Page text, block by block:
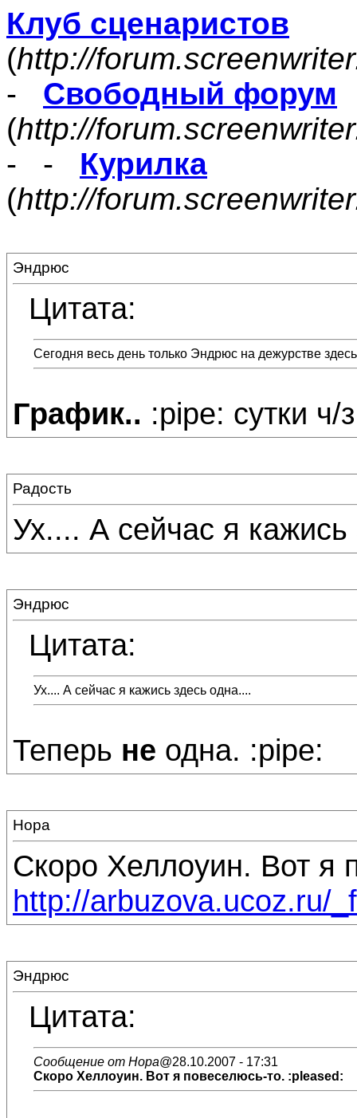
Клуб сценаристов
(http://
- Свободный форум
(http://
- - Курилка
(http://
Эндрюс
Цитата:
Сегодня весь день только Эндрюс на дежурстве
График.. :pipe: сутки ч/
Радость
Ух.... А сейчас я
Эндрюс
Цитата:
Ух.... А сейчас я кажись здесь одна....
Теперь не одна. :pipe:
Нора
Скоро Хеллоуин. Вот я
http://arbuzova.ucoz.ru/
Эндрюс
Цитата:
Сообщение от Нора@28.10.2007 - 17:31
Скоро Хеллоуин. Вот я повеселюсь-то. :pleased: